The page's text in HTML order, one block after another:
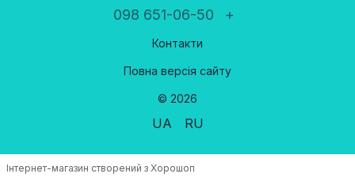
098 651-06-50 +
Контакти
Повна версія сайту
© 2026
UA RU
Інтернет-магазин створений з Хорошоп